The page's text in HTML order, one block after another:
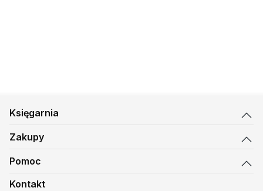
Księgarnia
Zakupy
Pomoc
Kontakt